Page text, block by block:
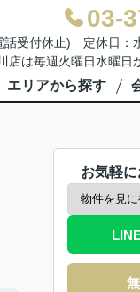
03-
受付休止) 定休日：
店は毎週火曜日水曜日
エリアから探す
お気軽